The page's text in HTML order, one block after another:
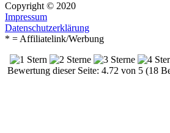
Copyright © 2020
Impressum
Datenschutzerklärung
* = Affiliatelink/Werbung
Bewertung dieser Seite: 4.72 von 5 (18